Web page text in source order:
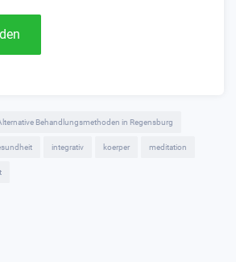
Behandlungsmethoden in Regensburg
integrativ koerper meditation